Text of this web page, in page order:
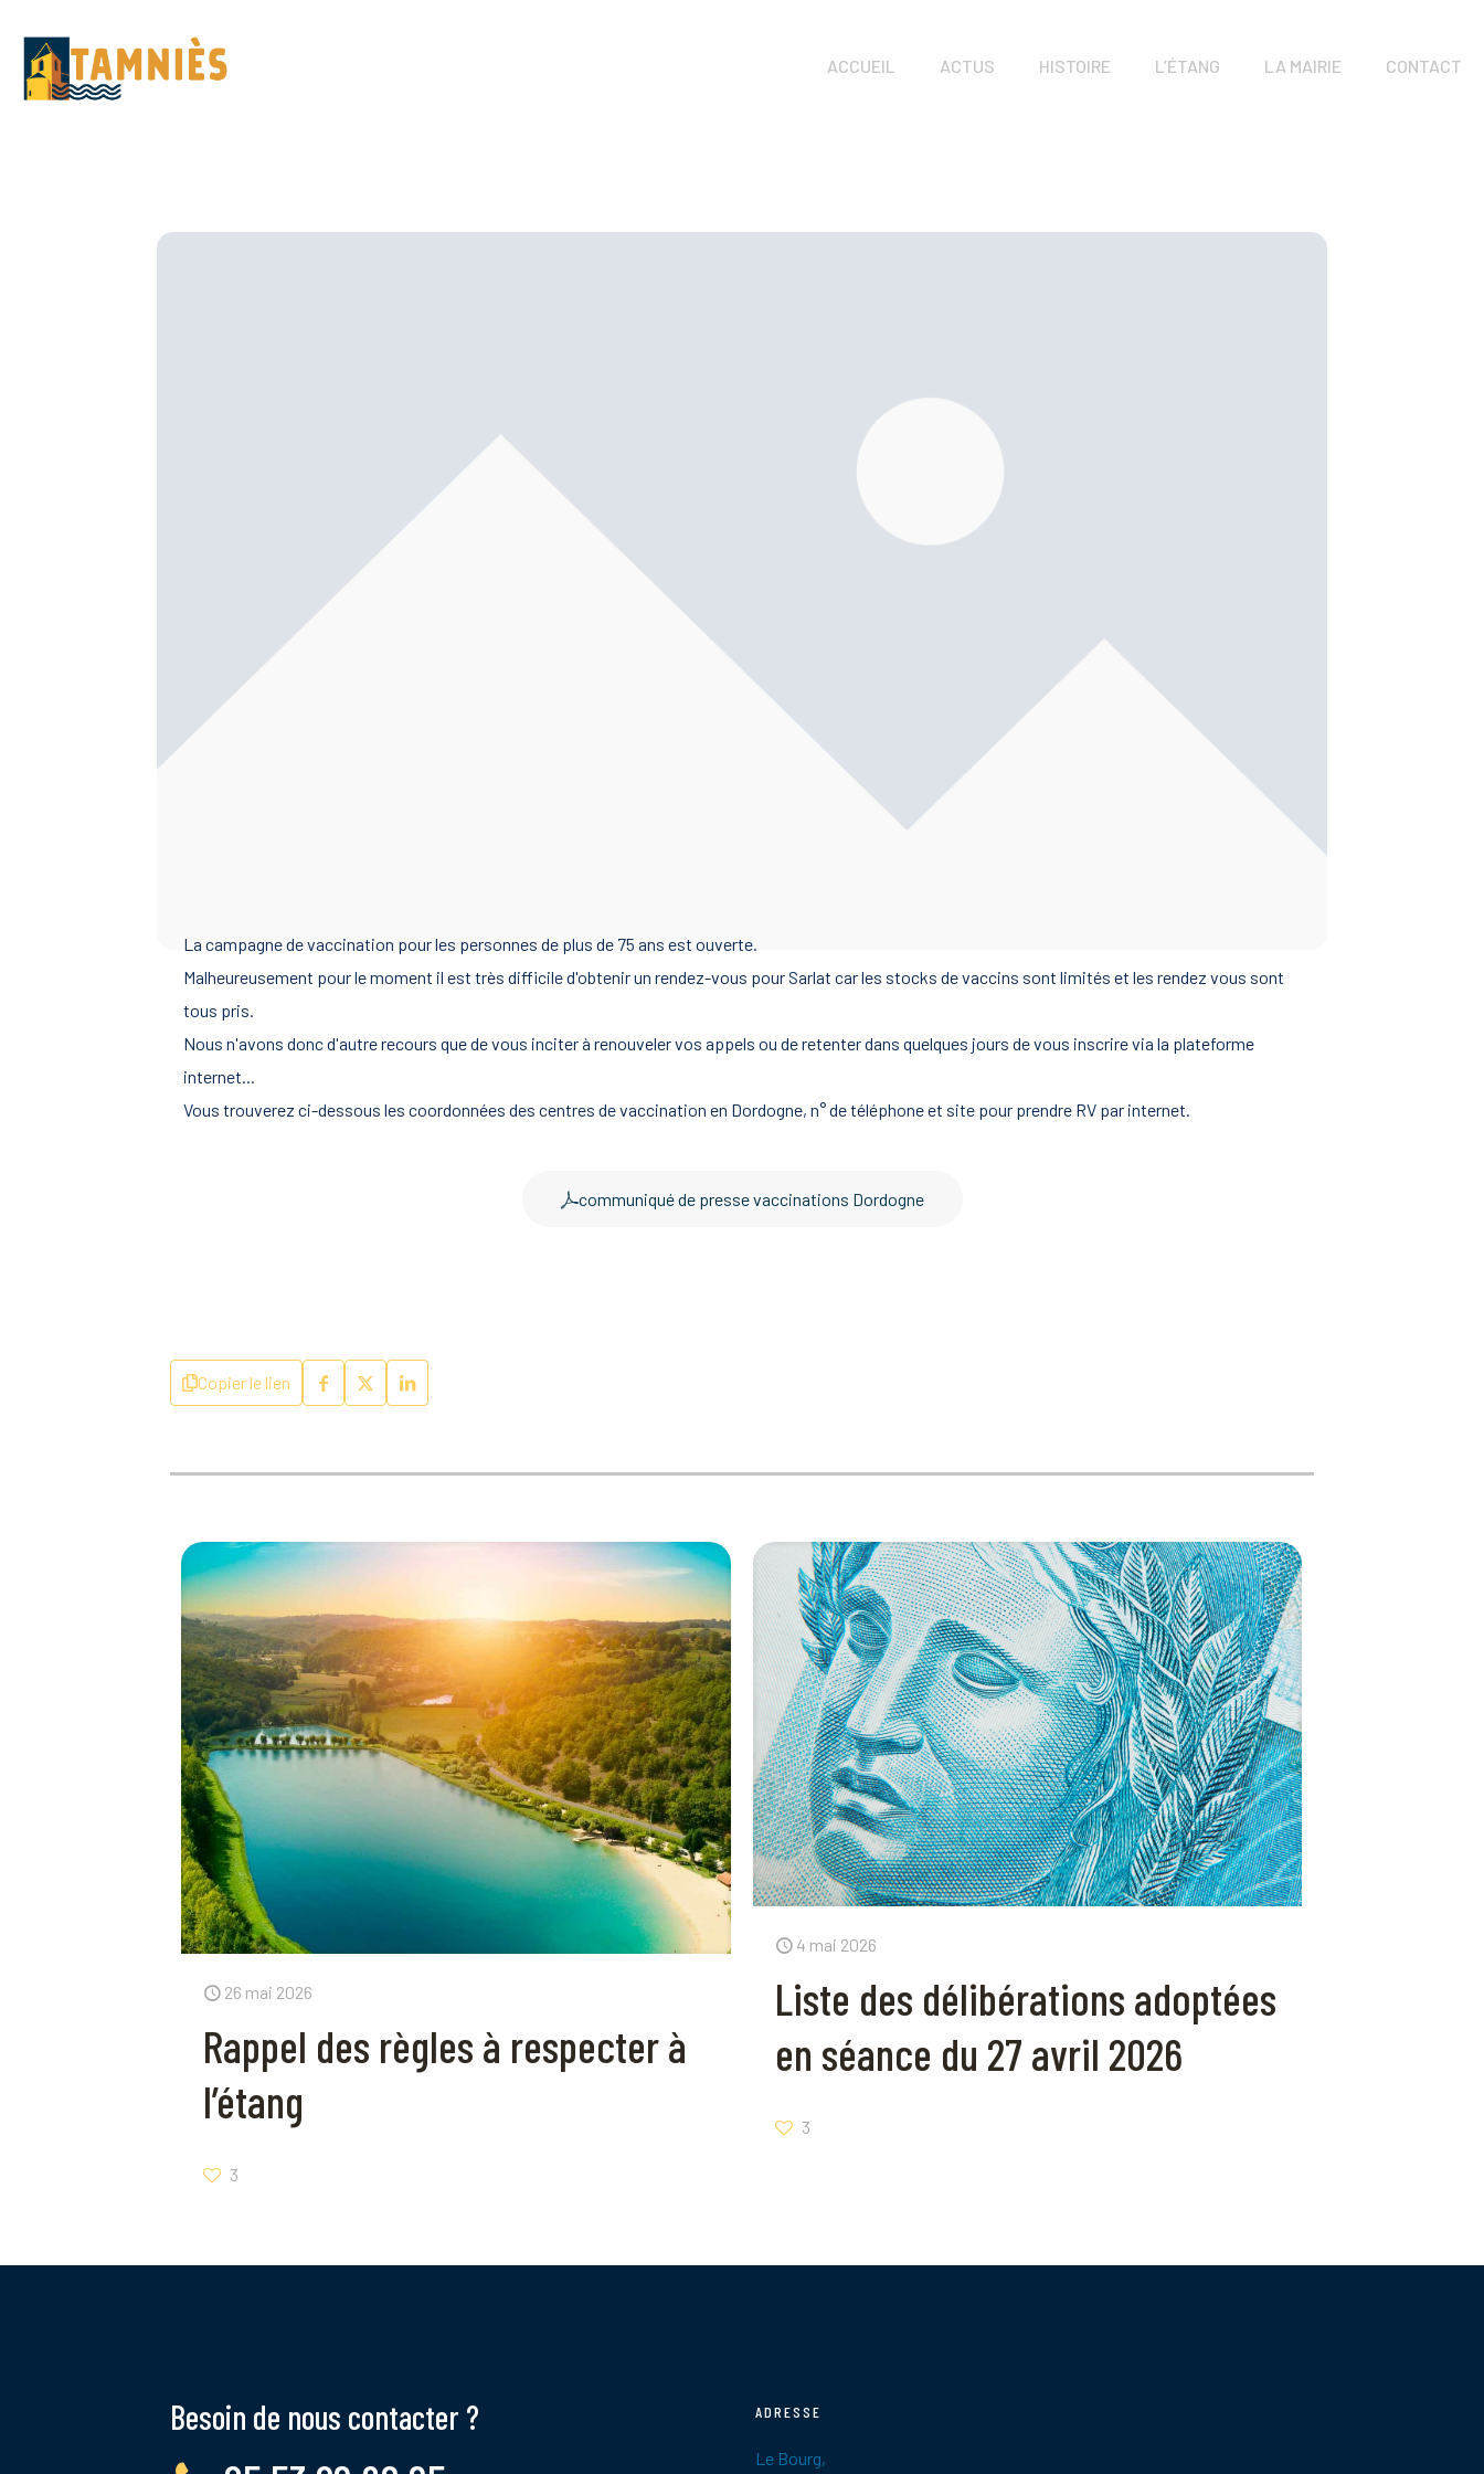
ACCUEIL ACTUS HISTOIRE L’ÉTANG LA MAIRIE CONTACT
La campagne de vaccination pour les personnes de plus de 75 ans est ouverte.
Malheureusement pour le moment il est très difficile d'obtenir un rendez-vous pour Sarlat car les stocks de vaccins sont limités et les rendez vous sont
tous pris.
Nous n'avons donc d'autre recours que de vous inciter à renouveler vos appels ou de retenter dans quelques jours de vous inscrire via la plateforme
internet...
Vous trouverez ci-dessous les coordonnées des centres de vaccination en Dordogne, n° de téléphone et site pour prendre RV par internet.
communiqué de presse vaccinations Dordogne
Copier le lien
26 mai 2026
Rappel des règles à respecter à
l’étang
3
4 mai 2026
Liste des délibérations adoptées
en séance du 27 avril 2026
3
Besoin de nous contacter ? ADRESSE
Le Bourg,